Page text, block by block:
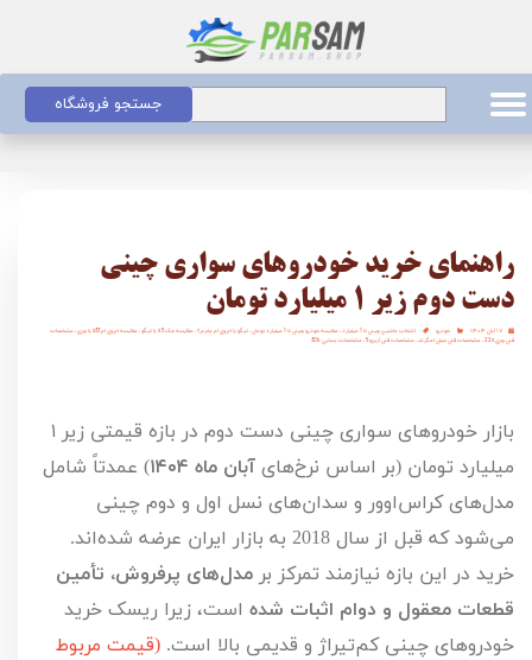
جستجو فروشگاه
راهنمای خرید خودروهای سواری چینی
دست دوم زیر ۱ میلیارد تومان
۱۷ آبان ۱۴۰۴ خودرو انتخاب ماشین چینی تا 1 میلیارد ،مقایسه خودرو چینی تا 1 میلیارد تومان ،تیگو یا ام وی ام بخرم؟،مقایسه جک s5 با تیگو ،مقایسه ام وی ام x33 با چری ،مشخصات
فنی چری 22x
،مشخصات فنی جیلی امگرند،مشخصات فنی آریزو 5 ،مشخصات بسترن 30b
بازار خودروهای سواری چینی دست دوم در بازه قیمتی زیر ۱
میلیارد تومان (بر اساس نرخ‌های آبان ماه ۱۴۰۴) عمدتاً شامل
مدل‌های کراس‌اوور و سدان‌های نسل اول و دوم چینی
می‌شود که قبل از سال 2018 به بازار ایران عرضه شده‌اند.
خرید در این بازه نیازمند تمرکز بر مدل‌های پرفروش، تأمین
قطعات معقول و دوام اثبات شده است، زیرا ریسک خرید
خودروهای چینی کم‌تیراژ و قدیمی بالا است. (قیمت مربوط